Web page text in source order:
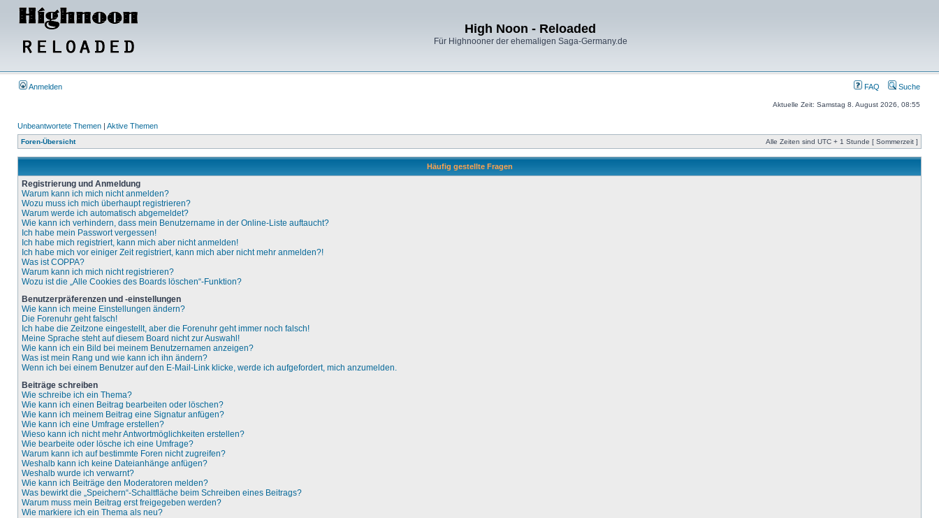
High Noon - Reloaded
Für Highnooner der ehemaligen Saga-Germany.de
Anmelden FAQ Suche
Aktuelle Zeit: Samstag 8. August 2026, 08:55
Unbeantwortete Themen | Aktive Themen
Foren-Übersicht Alle Zeiten sind UTC + 1 Stunde [ Sommerzeit ]
Häufig gestellte Fragen
Registrierung und Anmeldung
Warum kann ich mich nicht anmelden?
Wozu muss ich mich überhaupt registrieren?
Warum werde ich automatisch abgemeldet?
Wie kann ich verhindern, dass mein Benutzername in der Online-Liste auftaucht?
Ich habe mein Passwort vergessen!
Ich habe mich registriert, kann mich aber nicht anmelden!
Ich habe mich vor einiger Zeit registriert, kann mich aber nicht mehr anmelden?!
Was ist COPPA?
Warum kann ich mich nicht registrieren?
Wozu ist die „Alle Cookies des Boards löschen“-Funktion?
Benutzerpräferenzen und -einstellungen
Wie kann ich meine Einstellungen ändern?
Die Forenuhr geht falsch!
Ich habe die Zeitzone eingestellt, aber die Forenuhr geht immer noch falsch!
Meine Sprache steht auf diesem Board nicht zur Auswahl!
Wie kann ich ein Bild bei meinem Benutzernamen anzeigen?
Was ist mein Rang und wie kann ich ihn ändern?
Wenn ich bei einem Benutzer auf den E-Mail-Link klicke, werde ich aufgefordert, mich anzumelden.
Beiträge schreiben
Wie schreibe ich ein Thema?
Wie kann ich einen Beitrag bearbeiten oder löschen?
Wie kann ich meinem Beitrag eine Signatur anfügen?
Wie kann ich eine Umfrage erstellen?
Wieso kann ich nicht mehr Antwortmöglichkeiten erstellen?
Wie bearbeite oder lösche ich eine Umfrage?
Warum kann ich auf bestimmte Foren nicht zugreifen?
Weshalb kann ich keine Dateianhänge anfügen?
Weshalb wurde ich verwarnt?
Wie kann ich Beiträge den Moderatoren melden?
Was bewirkt die „Speichern“-Schaltfläche beim Schreiben eines Beitrags?
Warum muss mein Beitrag erst freigegeben werden?
Wie markiere ich ein Thema als neu?